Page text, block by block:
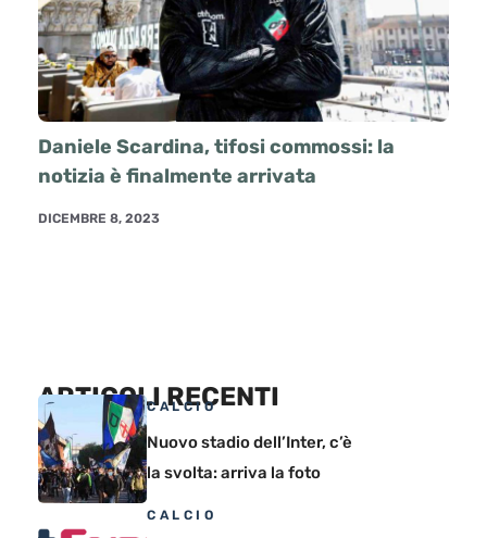
Daniele Scardina, tifosi commossi: la
notizia è finalmente arrivata
DICEMBRE 8, 2023
ARTICOLI RECENTI
CALCIO
Nuovo stadio dell’Inter, c’è
la svolta: arriva la foto
CALCIO